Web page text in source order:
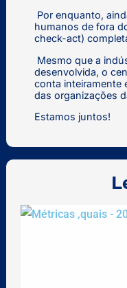
Por enquanto,
humanos de fora
check-act)
Mesmo que a
desenvolvida, o
conta inteiramente
das organizações
Estamos juntos!